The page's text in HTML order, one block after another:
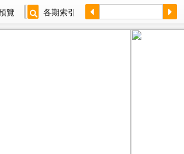
覽 各期索引